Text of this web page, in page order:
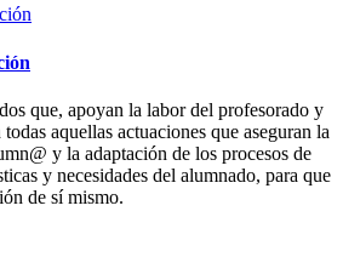
que, apoyan la labor del profesorado y
aquellas actuaciones que aseguran la
y la adaptación de los procesos de
y necesidades del alumnado, para que
de sí mismo.